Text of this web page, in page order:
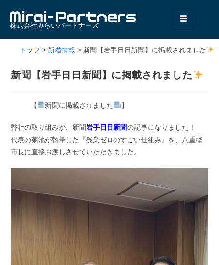
株式会社みらいパートナーズ
トップ> 新着情報 > 新聞【岩手日日新聞】に掲載されました
新聞【岩手日日新聞】に掲載されました
【 新聞に掲載されました 】
弊社の取り組みが、新聞岩手日日新聞の記事になりました！
代表の菊池が執筆した『残業ゼロのすごい仕組み』を、八重樫
市長に直接お渡しさせていただきました。